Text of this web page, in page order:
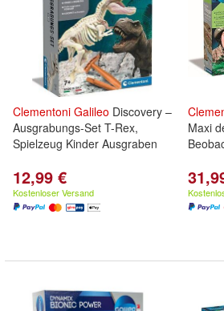
Clementoni Galileo Discovery –
Ausgrabungs-Set T-Rex,
Spielzeug Kinder Ausgraben
12,99 €
Kostenloser Versand
Maxi